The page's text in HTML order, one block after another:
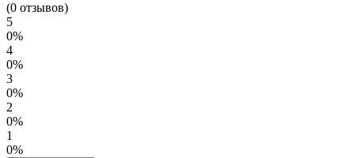
(0 отзывов)
5
0%
4
0%
3
0%
2
0%
1
0%